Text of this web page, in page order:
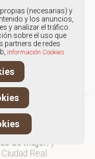
Real
se
48 horas;
en fin de
enviará a
de mujer, y
Real.
(necesarias) y
y los anuncios,
y analizar el tráfico.
sobre el uso que
partners de redes
Información Cookies.